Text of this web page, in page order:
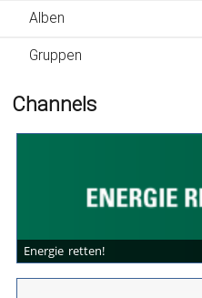
Alben
Gruppen
Channels
Energie retten!